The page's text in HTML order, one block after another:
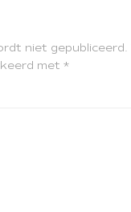
niet gepubliceerd.
met *